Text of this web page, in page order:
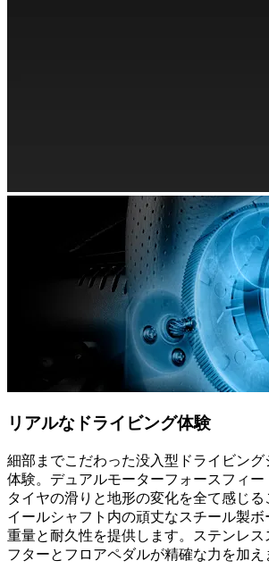
リアルなドライビング体験
細部までこだわった没入型ドライビン
体験。デュアルモーターフォースフィー
タイヤの滑りと地形の変化を全て感じ
イールシャフト内の頑丈なスチール製ボ
重量と耐久性を提供します。ステンレ
フターとフロアペダルが精確な力を加え